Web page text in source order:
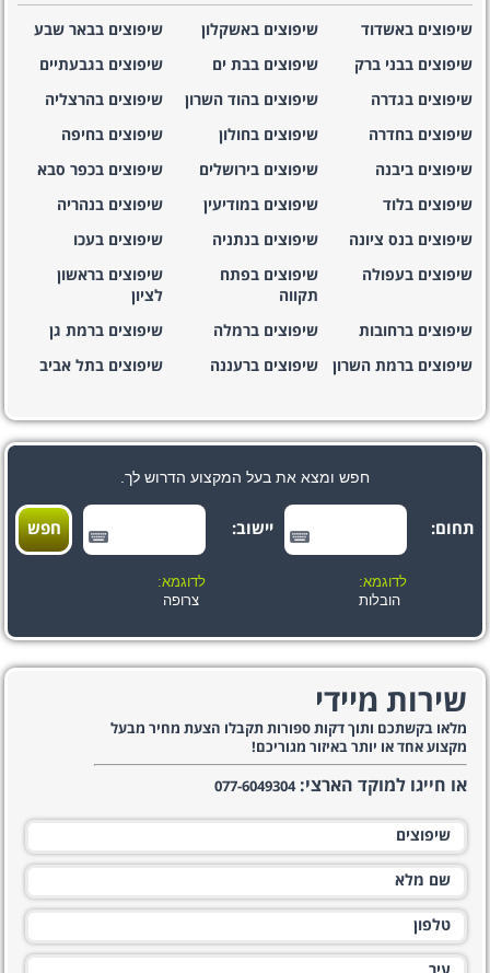
שיפוצים באשדוד שיפוצים באשקלון
שיפוצים בבאר שבע
שיפוצים בבני ברק
שיפוצים בבת ים
שיפוצים בגבעתיים
שיפוצים בגדרה
שיפוצים בהוד השרון
שיפוצים בהרצליה
שיפוצים בחדרה
שיפוצים בחולון
שיפוצים בחיפה
שיפוצים ביבנה
שיפוצים בירושלים
שיפוצים בכפר סבא
שיפוצים בלוד
שיפוצים במודיעין
שיפוצים בנהריה
שיפוצים בנס ציונה
שיפוצים בנתניה
שיפוצים בעכו
שיפוצים בעפולה
שיפוצים בפתח
תקווה
שיפוצים בראשון
לציון
שיפוצים ברחובות
שיפוצים ברמלה
שיפוצים ברמת גן
שיפוצים ברמת השרון
שיפוצים ברעננה שיפוצים בתל אביב
חפש ומצא את בעל המקצוע הדרוש לך.
תחום:
לדוגמא:
הובלות
יישוב:
לדוגמא:
צרופה
שירות מיידי
מלאו בקשתכם ותוך דקות ספורות תקבלו הצעת מחיר מבעל
מקצוע אחד או יותר באיזור מגוריכם!
או חייגו למוקד הארצי: 077-6049304